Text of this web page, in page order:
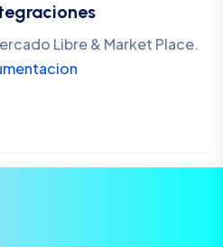
Libre & Market Place.